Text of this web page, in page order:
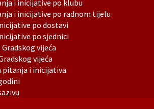
i inicijative po klubu
i inicijative po radnom tijelu
po dostavi
po sjednici
vijeća
vijeća
i inicijativa